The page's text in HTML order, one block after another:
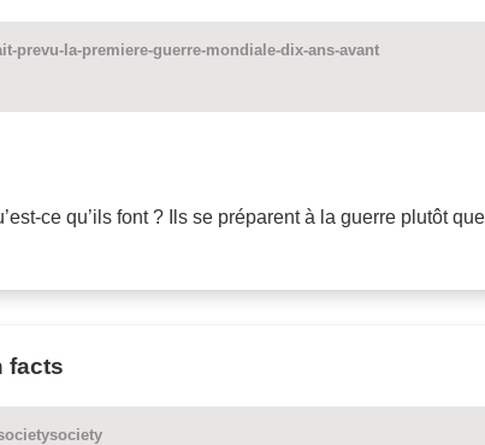
prevu-la-premiere-guerre-mondiale-dix-ans-avant
ce qu’ils font ? Ils se préparent à la guerre plutôt
facts